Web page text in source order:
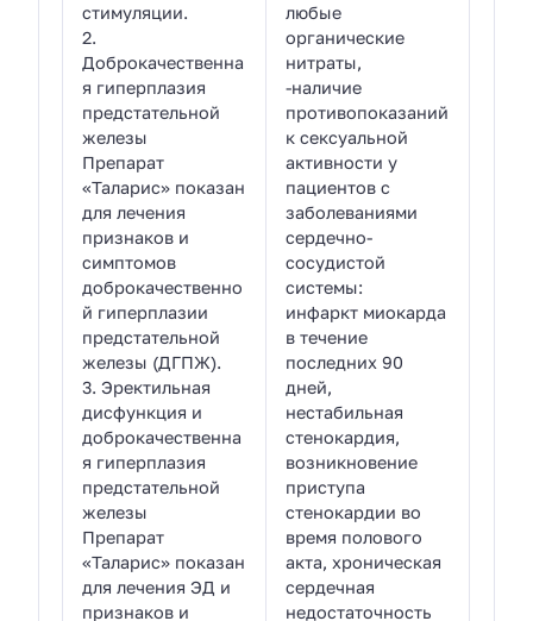
стимуляции.
2.
Доброкачественна
я гиперплазия
предстательной
железы
Препарат
«Таларис» показан
для лечения
признаков и
симптомов
доброкачественно
й гиперплазии
предстательной
железы (ДГПЖ).
3. Эректильная
дисфункция и
доброкачественна
я гиперплазия
предстательной
железы
Препарат
«Таларис» показан
для лечения ЭД и
признаков и
любые
органические
нитраты,
-наличие
противопоказаний
к сексуальной
активности у
пациентов с
заболеваниями
сердечно-
сосудистой
системы:
инфаркт миокарда
в течение
последних 90
дней,
нестабильная
стенокардия,
возникновение
приступа
стенокардии во
время полового
акта, хроническая
сердечная
недостаточность